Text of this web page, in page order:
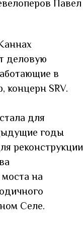
Павел
деловую
в
концерн SRV.
для
годы
реконструкции
моста на
Селе.